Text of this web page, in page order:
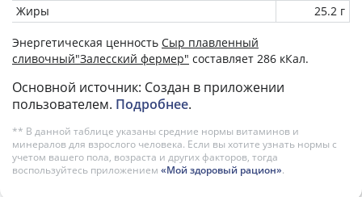
Жиры
25.2 г
Энергетическая ценность Сыр плавленный
сливочный"Залесский фермер" составляет 286 кКал.
Основной источник: Создан в приложении
пользователем. Подробнее.
** В данной таблице указаны средние нормы витаминов и
минералов для взрослого человека. Если вы хотите узнать нормы с
учетом вашего пола, возраста и других факторов, тогда
воспользуйтесь приложением «Мой здоровый рацион».